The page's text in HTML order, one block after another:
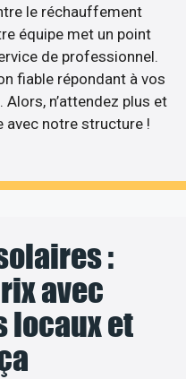
le réchauffement
équipe met un point
de professionnel.
fiable répondant à vos
n’attendez plus et
avec notre structure !
:
avec
locaux et